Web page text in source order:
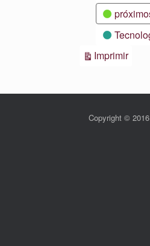
ImprimirVistas
Copyright ©